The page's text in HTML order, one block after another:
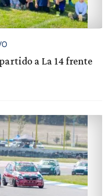
a La 14 frente